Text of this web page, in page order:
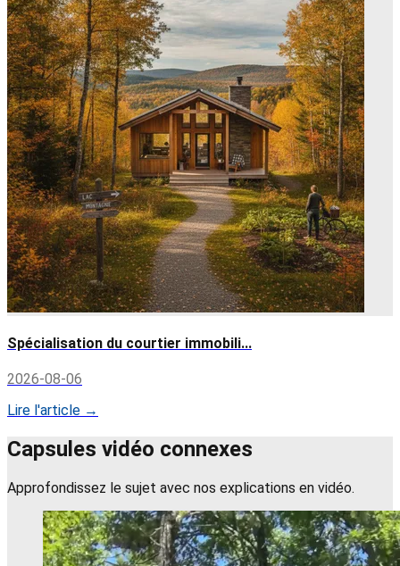
Spécialisation du courtier immobili...
2026-08-06
Lire l'article →
Capsules vidéo connexes
Approfondissez le sujet avec nos explications en vidéo.